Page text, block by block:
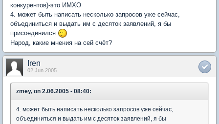
конкурентов)-это ИМХО
4. может быть написать несколько запросов уже сейчас,
объединиться и выдать им с десяток заявлений, я бы
присоединился
Народ, какие мнения на сей счёт?
Iren
02 Jun 2005
zmey, on 2.06.2005 - 08:40:
4. может быть написать несколько запросов уже сейчас,
объединиться и выдать им с десяток заявлений, я бы